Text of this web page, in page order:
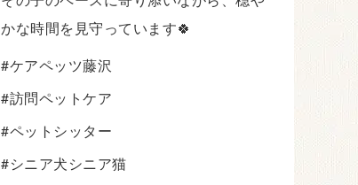
かな時間を見守っています🍀
#ケアペッツ藤沢
#訪問ペットケア
#ペットシッター
#シニア犬シニア猫